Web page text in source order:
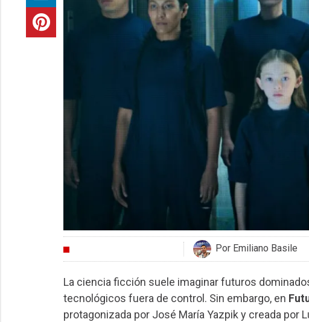
Por Emiliano Basile
La ciencia ficción suele imaginar futuros
tecnológicos fuera de control. Sin embargo, en
protagonizada por José María Yazpik y creada por